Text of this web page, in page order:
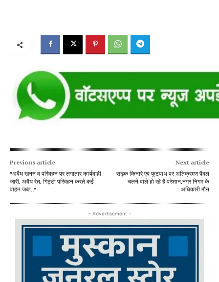
Previous article
*अवैध खनन व परिवहन पर लगातार कार्यवाही
जारी, अवैध रेत, गिट्टी परिवहन करते कई
वाहन जब्त..*
Next article
सड़क किनारे एवं फुटपाथ पर अतिक्रमण पैदल
चलने वाले हो रहे हैं परेशान,नगर निगम के
अधिकारी मौन
- Advertisement -